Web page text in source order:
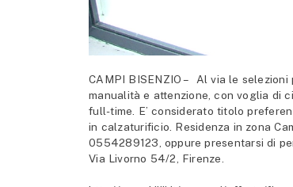
CAMPI BISENZIO – Al via le
manualità e attenzione, con voglia di
full-time. E’ considerato titolo
in calzaturificio. Residenza in zona
0554289123, oppure presentarsi di
Via Livorno 54/2, Firenze.